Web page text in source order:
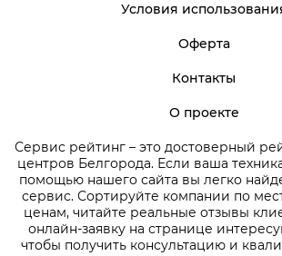
Сервис рейтинг – это достоверный
центров Белгорода. Если ваша
помощью нашего сайта вы легко
сервис. Сортируйте компании по
ценам, читайте реальные отзывы
онлайн-заявку на странице
чтобы получить консультацию и
Условия
Оферта
Контакты
О проекте